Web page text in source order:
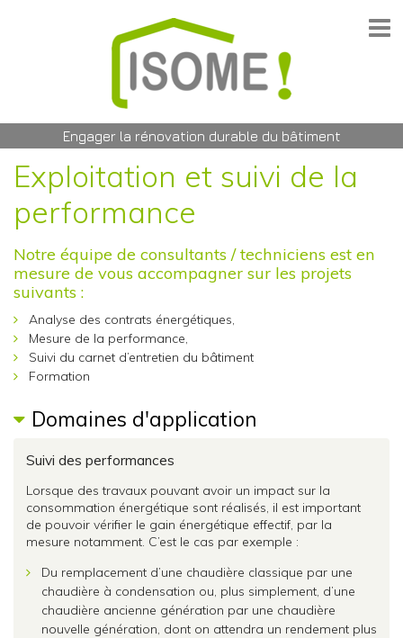
Engager la rénovation durable du bâtiment
Exploitation et suivi de la
performance
Notre équipe de consultants / techniciens est en
mesure de vous accompagner sur les projets
suivants :
Analyse des contrats énergétiques,
Mesure de la performance,
Suivi du carnet d’entretien du bâtiment
Formation
Domaines d'application
Suivi des performances
Lorsque des travaux pouvant avoir un impact sur la
consommation énergétique sont réalisés, il est important
de pouvoir vérifier le gain énergétique effectif, par la
mesure notamment. C’est le cas par exemple :
Du remplacement d’une chaudière classique par une
chaudière à condensation ou, plus simplement, d’une
chaudière ancienne génération par une chaudière
nouvelle génération, dont on attendra un rendement plus